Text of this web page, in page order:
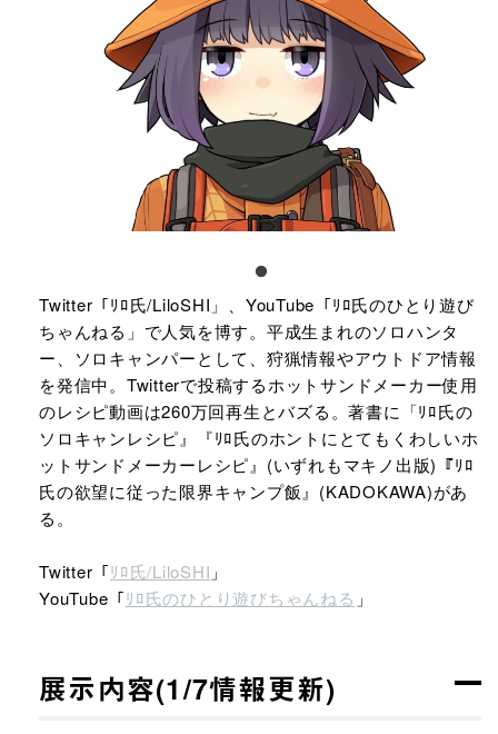
Twitter「ﾘﾛ氏/LiloSHI」、YouTube「ﾘﾛ氏のひとり遊び
ちゃんねる」で人気を博す。平成生まれのソロハンタ
ー、ソロキャンパーとして、狩猟情報やアウトドア情報
を発信中。Twitterで投稿するホットサンドメーカー使用
のレシピ動画は260万回再生とバズる。著書に「ﾘﾛ氏の
ソロキャンレシピ』『ﾘﾛ氏のホントにとてもくわしいホ
ットサンドメーカーレシピ』(いずれもマキノ出版)『ﾘﾛ
氏の欲望に従った限界キャンプ飯』(KADOKAWA)があ
る。
Twitter「ﾘﾛ氏/LiloSHI 」
YouTube「ﾘﾛ氏のひとり遊びちゃんねる 」
展示内容(1/7情報更新)